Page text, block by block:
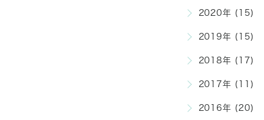
2020年 (15)
2019年 (15)
2018年 (17)
2017年 (11)
2016年 (20)